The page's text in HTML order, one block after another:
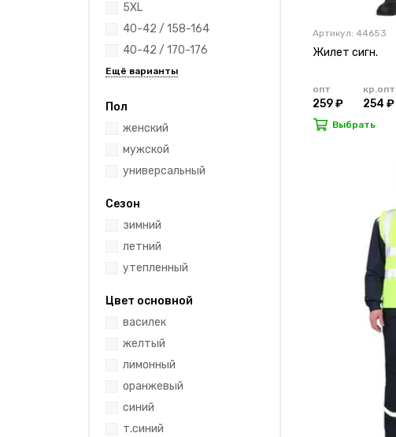
5XL
40-42 / 158-164
40-42 / 170-176
Пол
женский
мужской
универсальный
Сезон
зимний
летний
утепленный
Цвет основной
василек
желтый
лимонный
оранжевый
синий
т.синий
Артикул: 44653
Жилет сигн.
опт
259 ₽
кр.опт
254 ₽
Выбрать